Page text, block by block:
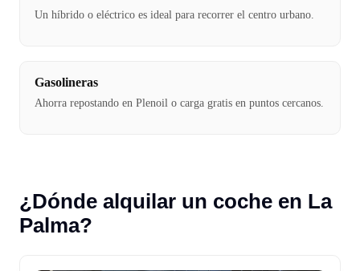
Un híbrido o eléctrico es ideal para recorrer el centro urbano.
Gasolineras
Ahorra repostando en Plenoil o carga gratis en puntos cercanos.
¿Dónde alquilar un coche en La
Palma?